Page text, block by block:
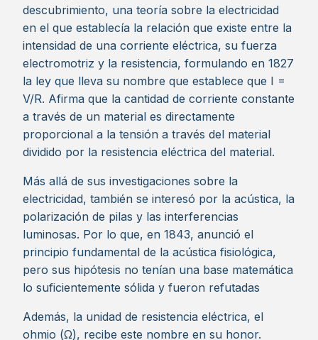
descubrimiento, una teoría sobre la electricidad
en el que establecía la relación que existe entre la
intensidad de una corriente eléctrica, su fuerza
electromotriz y la resistencia, formulando en 1827
la ley que lleva su nombre que establece que I =
V/R. Afirma que la cantidad de corriente constante
a través de un material es directamente
proporcional a la tensión a través del material
dividido por la resistencia eléctrica del material.
Más allá de sus investigaciones sobre la
electricidad, también se interesó por la acústica, la
polarización de pilas y las interferencias
luminosas. Por lo que, en 1843, anunció el
principio fundamental de la acústica fisiológica,
pero sus hipótesis no tenían una base matemática
lo suficientemente sólida y fueron refutadas
Además, la unidad de resistencia eléctrica, el
ohmio (Ω), recibe este nombre en su honor.